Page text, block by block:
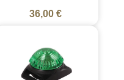
36,00 €